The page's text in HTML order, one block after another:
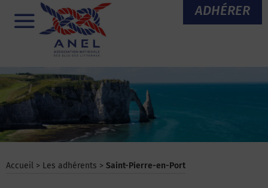
ADHÉRER
Menu
Accueil > Les adhérents > Saint-Pierre-en-Port